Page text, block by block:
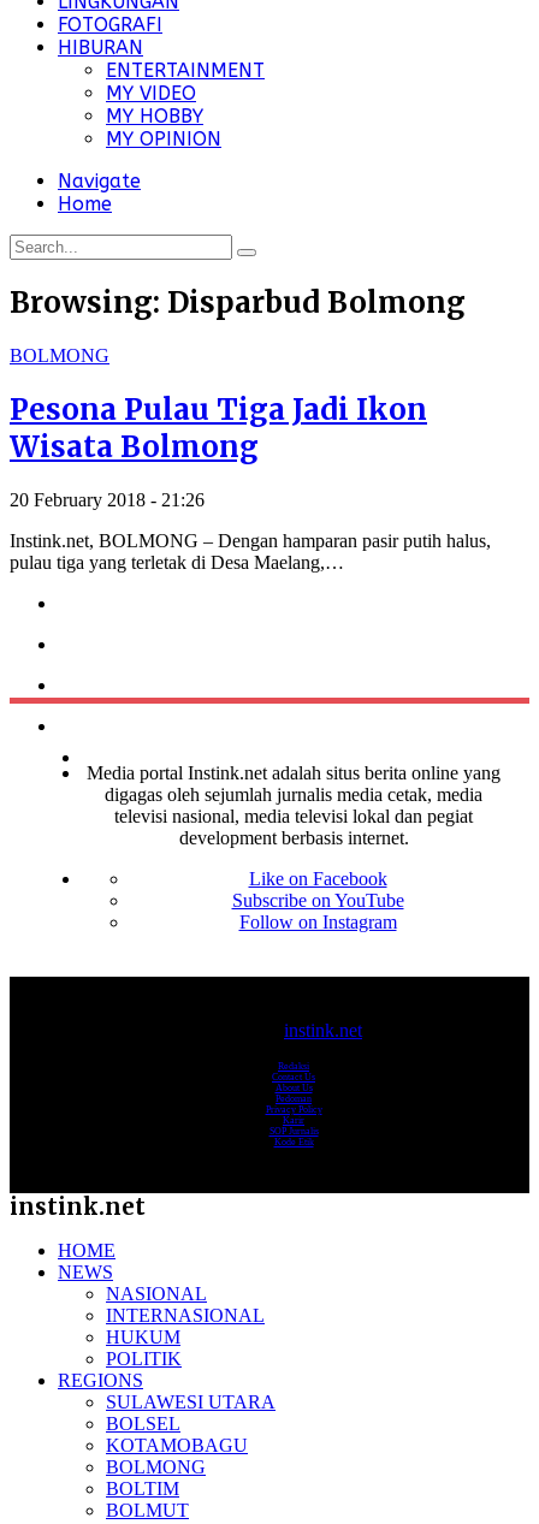
FOTOGRAFI
HIBURAN
ENTERTAINMENT
MY VIDEO
MY HOBBY
MY OPINION
Navigate
Home
Browsing: Disparbud Bolmong
BOLMONG
Pesona Pulau Tiga Jadi Ikon
Wisata Bolmong
20 February 2018 - 21:26
Instink.net, BOLMONG – Dengan hamparan pasir putih halus,
pulau tiga yang terletak di Desa Maelang,…
Media portal Instink.net adalah situs berita online yang
digagas oleh sejumlah jurnalis media cetak, media
televisi nasional, media televisi lokal dan pegiat
development berbasis internet.
Like on Facebook
Subscribe on YouTube
Follow on Instagram
instink.net
Redaksi
Contact Us
About Us
Pedoman
Privacy Policy
Karir
SOP Jurnalis
Kode Etik
instink.net
HOME
NEWS
NASIONAL
INTERNASIONAL
HUKUM
POLITIK
REGIONS
SULAWESI UTARA
BOLSEL
KOTAMOBAGU
BOLMONG
BOLTIM
BOLMUT